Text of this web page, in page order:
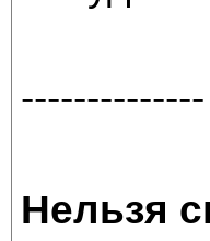
--------------
Нельзя